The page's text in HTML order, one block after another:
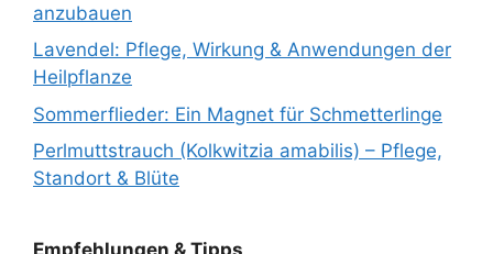
anzubauen
Lavendel: Pflege, Wirkung & Anwendungen der
Heilpflanze
Sommerflieder: Ein Magnet für Schmetterlinge
Perlmuttstrauch (Kolkwitzia amabilis) – Pflege,
Standort & Blüte